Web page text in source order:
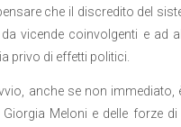
che il discredito del
vicende coinvolgenti e ad
privo di effetti politici.
anche se non immediato,
Meloni e delle forze